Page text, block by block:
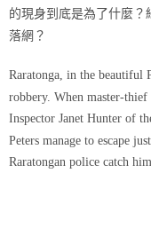
的現身到底是為了什麼？
落網？
Raratonga, in the beautiful
robbery. When master-thief
Inspector Janet Hunter of
Peters manage to escape
Raratongan police catch